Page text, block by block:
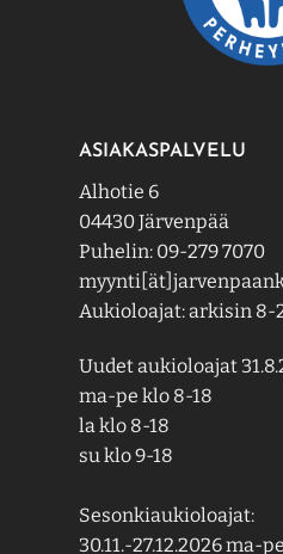
ASIAKASPALVELU
Alhotie 6
04430 Järvenpää
Puhelin: 09-279 7070
Aukioloajat: arkisin 8-
Uudet aukioloajat
ma-pe klo 8-18
la klo 8-18
su klo 9-18
Sesonkiaukioloajat:
30.11.-27.12.2026 ma-